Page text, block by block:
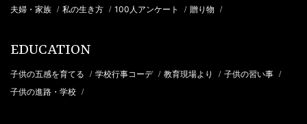
夫婦・家族 / 私の生き方 / 100人アンケート / 贈り物 /
EDUCATION
子供の五感を育てる / 学校行事コーデ / 教育現場より / 子供の習い事 /
子供の進路・学校 /